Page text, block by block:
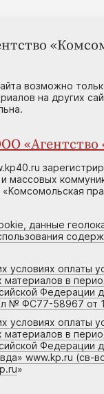
возможно
на других
массовых
данные
условиях оплаты
в
Федерации
№ ФС77-58967 от
условиях оплаты
в
Федерации
www.kp.ru
»